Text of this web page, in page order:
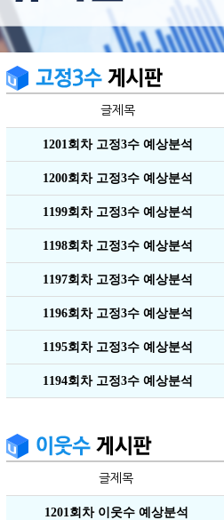
글제목
1201회차 고정3수 예상분석
1200회차 고정3수 예상분석
1199회차 고정3수 예상분석
1198회차 고정3수 예상분석
1197회차 고정3수 예상분석
1196회차 고정3수 예상분석
1195회차 고정3수 예상분석
1194회차 고정3수 예상분석
글제목
1201회차 이웃수 예상분석